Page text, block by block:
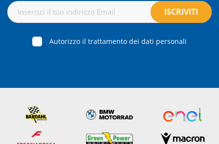
Autorizzo il trattamento dei dati personali